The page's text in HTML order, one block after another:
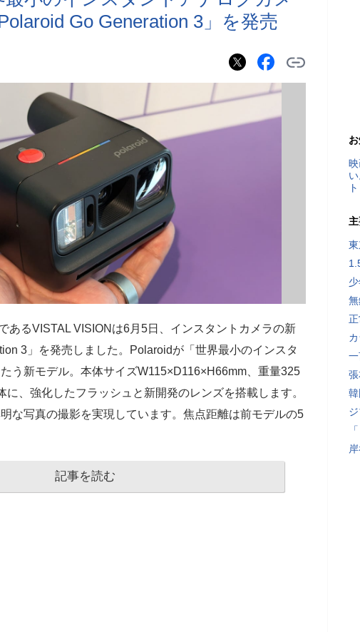
Go Generation 3」を発売
あるVISTAL VISIONは6月5日、インスタントカメラの新
3」を発売しました。Polaroidが「世界最小のインスタ
う新モデル。本体サイズW115×D116×H66mm、重量325
、強化したフラッシュと新開発のレンズを搭載します。
な写真の撮影を実現しています。焦点距離は前モデルの5
記事を読む
ト